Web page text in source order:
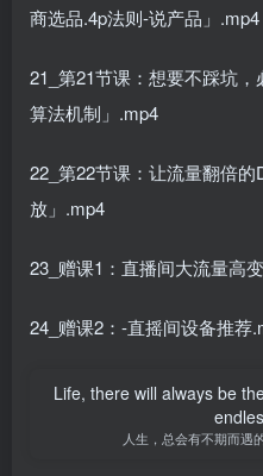
商选品.4p法则-说产品」.mp4
21_第21节课：想要不踩坑
算法机制」.mp4
22_第22节课：让流量翻倍
放」.mp4
23_赠课1：直播间大流量高
24_赠课2：-直摇间设备推荐
Life, there will always be
人生，总会有不期而遇